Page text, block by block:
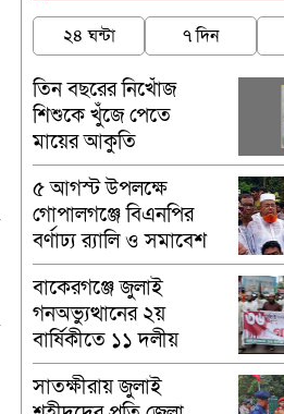
২৪ ঘন্টা ৭ দিন
তিন বছরের নিখোঁজ
শিশুকে খুঁজে পেতে
মায়ের আকুতি
৫ আগস্ট উপলক্ষে
গোপালগঞ্জে বিএনপির
বর্ণাঢ্য র‍্যালি ও সমাবেশ
অনুষ্ঠিত
বাকেরগঞ্জে জুলাই
গনঅভ্যুত্থানের ২য়
বার্ষিকীতে ১১ দলীয়
ঐক্যের গণমিছিল
সাতক্ষীরায় জুলাই